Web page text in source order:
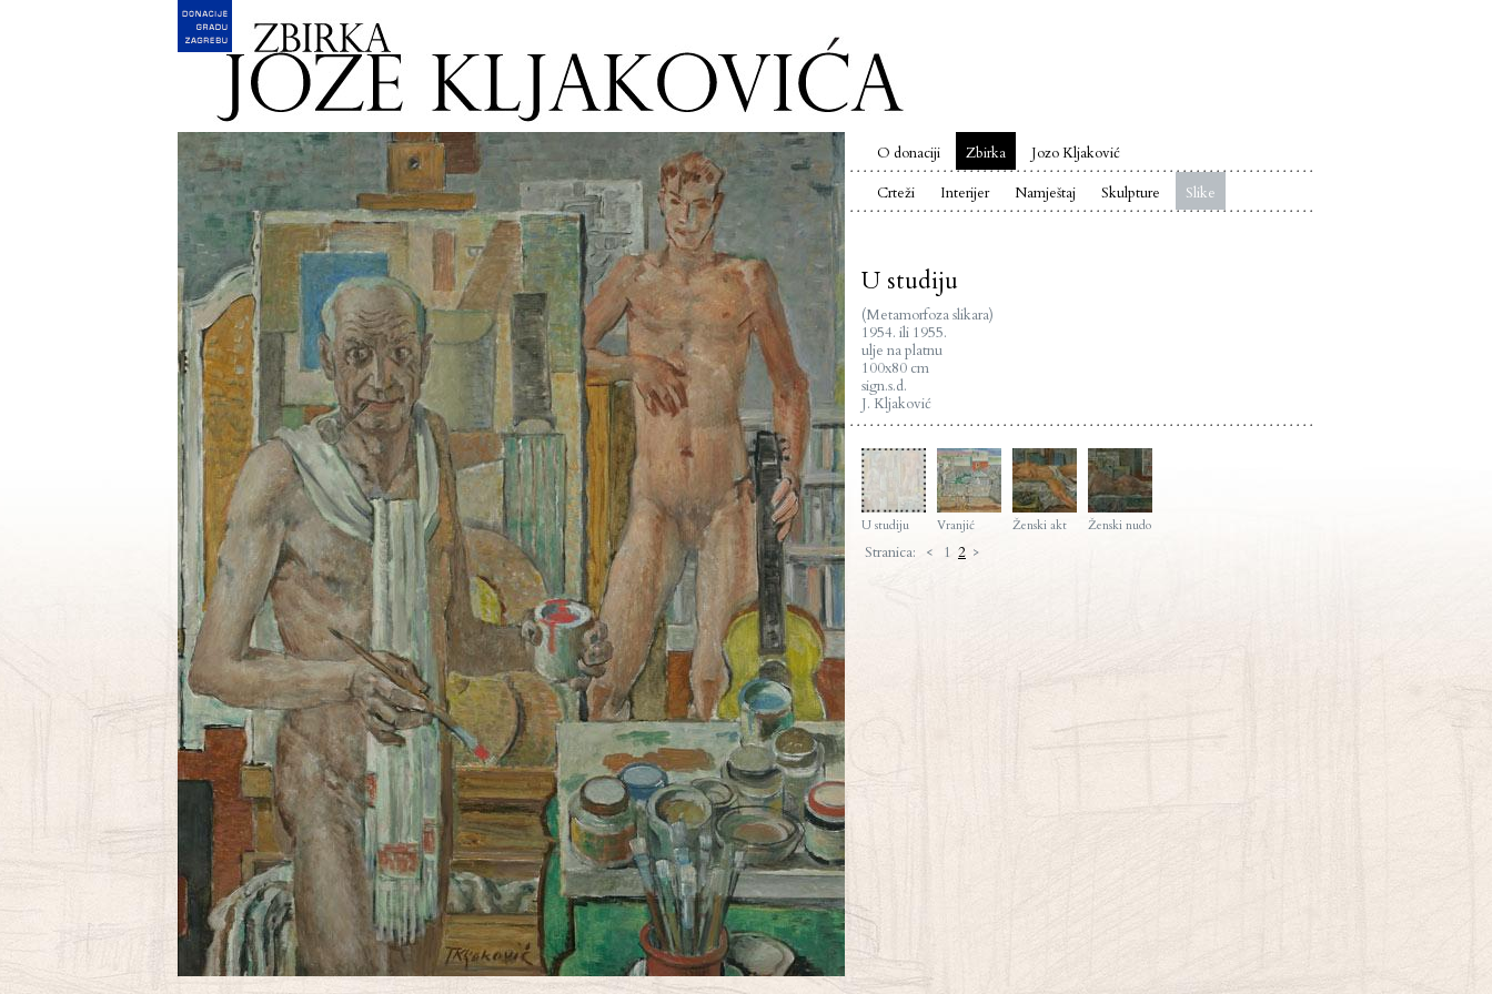
English
O donaciji Zbirka
Jozo Kljaković
Crteži
Interijer Namještaj Skulpture Slike
U studiju
(Metamorfoza slikara)
1954. ili 1955.
ulje na platnu
100x80 cm
sign.s.d.
J. Kljaković
U studiju Vranjić Ženski akt Ženski nudo
Stranica: < 1 2 >